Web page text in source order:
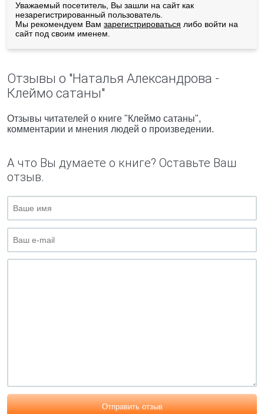
Уважаемый посетитель, Вы зашли на сайт как
незарегистрированный пользователь.
Мы рекомендуем Вам зарегистрироваться либо войти на
сайт под своим именем.
Отзывы о "Наталья Александрова -
Клеймо сатаны"
Отзывы читателей о книге "Клеймо сатаны",
комментарии и мнения людей о произведении.
А что Вы думаете о книге? Оставьте Ваш
отзыв.
Отправить отзыв